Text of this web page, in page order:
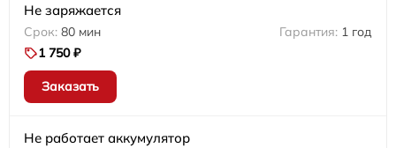
Не заряжается
80 мин
1 год
1 750 ₽
Заказать
Не работает аккумулятор